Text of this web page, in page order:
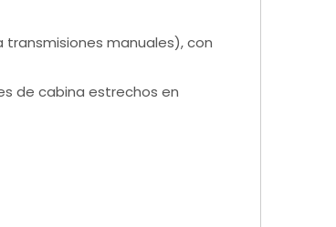
manuales), con
de cabina estrechos en